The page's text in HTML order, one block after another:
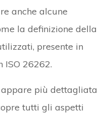
anche alcune
la definizione della
presente in
ISO 26262.
appare più dettagliata
tutti gli aspetti